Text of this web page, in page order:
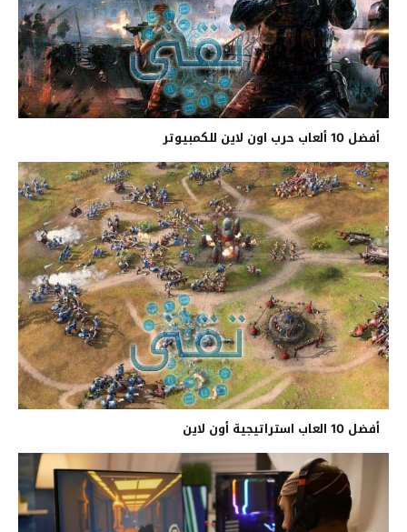
أفضل 10 ألعاب حرب اون لاين للكمبيوتر
أفضل 10 العاب استراتيجية أون لاين